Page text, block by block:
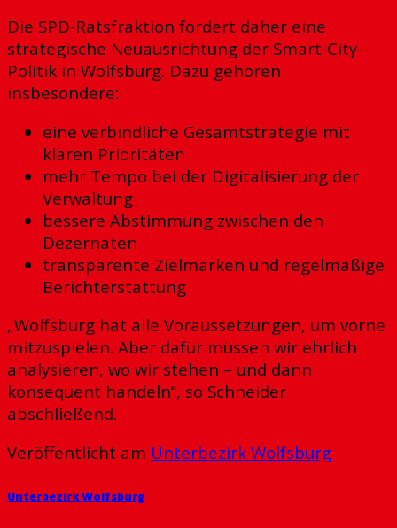
Die SPD-Ratsfraktion fordert daher eine
strategische Neuausrichtung der Smart-City-
Politik in Wolfsburg. Dazu gehören
insbesondere:
eine verbindliche Gesamtstrategie mit
klaren Prioritäten
mehr Tempo bei der Digitalisierung der
Verwaltung
bessere Abstimmung zwischen den
Dezernaten
transparente Zielmarken und regelmäßige
Berichterstattung
„Wolfsburg hat alle Voraussetzungen, um vorne
mitzuspielen. Aber dafür müssen wir ehrlich
analysieren, wo wir stehen – und dann
konsequent handeln“, so Schneider
abschließend.
Veröffentlicht am Unterbezirk Wolfsburg
Unterbezirk Wolfsburg